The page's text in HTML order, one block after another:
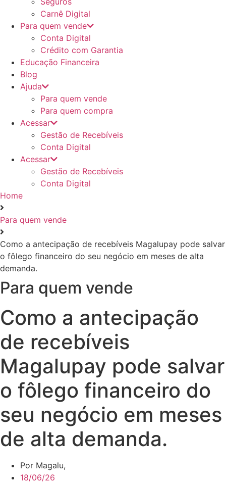
Carnê Digital
Para quem vende
Conta Digital
Crédito com Garantia
Educação Financeira
Blog
Ajuda
Para quem vende
Para quem compra
Acessar
Gestão de Recebíveis
Conta Digital
Acessar
Gestão de Recebíveis
Conta Digital
Home
Para quem vende
Como a antecipação de recebíveis Magalupay pode salvar
o fôlego financeiro do seu negócio em meses de alta
demanda.
Para quem vende
Como a antecipação
de recebíveis
Magalupay pode salvar
o fôlego financeiro do
seu negócio em meses
de alta demanda.
Por Magalu,
18/06/26